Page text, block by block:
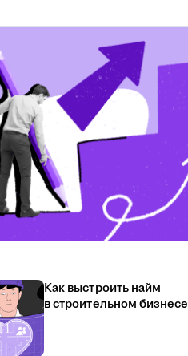
Как выстроить найм
в строительном бизнесе